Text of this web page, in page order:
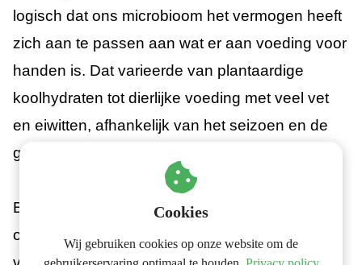
logisch dat ons microbioom het vermogen heeft
zich aan te passen aan wat er aan voeding voor
handen is. Dat varieerde van plantaardige
koolhydraten tot dierlijke voeding met veel vet
en eiwitten, afhankelijk van het seizoen en de
geografische ligging.
Bij onderzoek naar de darmflora moet er dan
ook rekening gehouden worden met het
Cookies
Wij gebruiken cookies op onze website om de